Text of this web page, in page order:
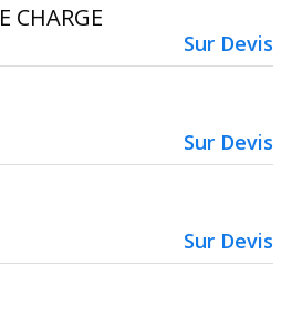
CHARGE
Sur Devis
Sur Devis
Sur Devis